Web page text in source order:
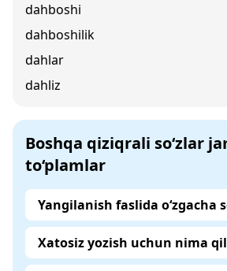
dahboshi
dahboshilik
dahlar
dahliz
Boshqa qiziqrali so‘zlar
to‘plamlar
Yangilanish faslida o‘zgacha
Xatosiz yozish uchun nima